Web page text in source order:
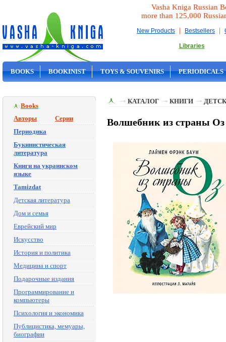
Vasha Kniga Russian
more than 125,000
New Products | Bestsellers |
Libraries
BOOKS BOOKINIST TOYS & SOUVENIRS PERIODICALS
Books
Авторы
Серии
Периодика
Букинистическая
литература
Книги на украинском
языке
Tamizdat
Детская литература
Дом и семья
Еврейский мир
Искусство
История и политика
Медицина и спорт
Подарочные издания
Программирование и
компьютеры
Психология и экономика
Публицистика, мемуары,
биографии
КАТАЛОГ КНИГИ
Волшебник из страны